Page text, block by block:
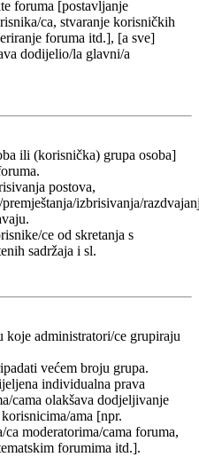
foruma [postavljanje
ca, stvaranje korisničkih
foruma itd.], [a sve]
dodijelio/la glavni/a
ili (korisnička) grupa osoba]
postova,
izbrisivanja/
ce od skretanja s
sadržaja i sl.
koje administratori/ce grupiraju
većem broju grupa.
individualna prava
cama olakšava dodjeljivanje
ama [npr.
moderatorima/cama foruma,
forumima itd.].